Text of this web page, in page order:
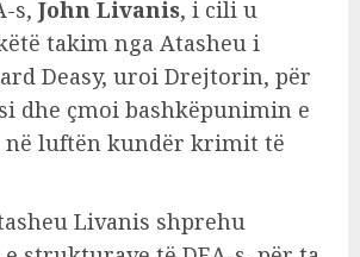
s, John Livanis, i cili u
takim nga Atasheu i
Deasy, uroi Drejtorin, për
dhe çmoi bashkëpunimin e
në luftën kundër krimit të
Livanis shprehu